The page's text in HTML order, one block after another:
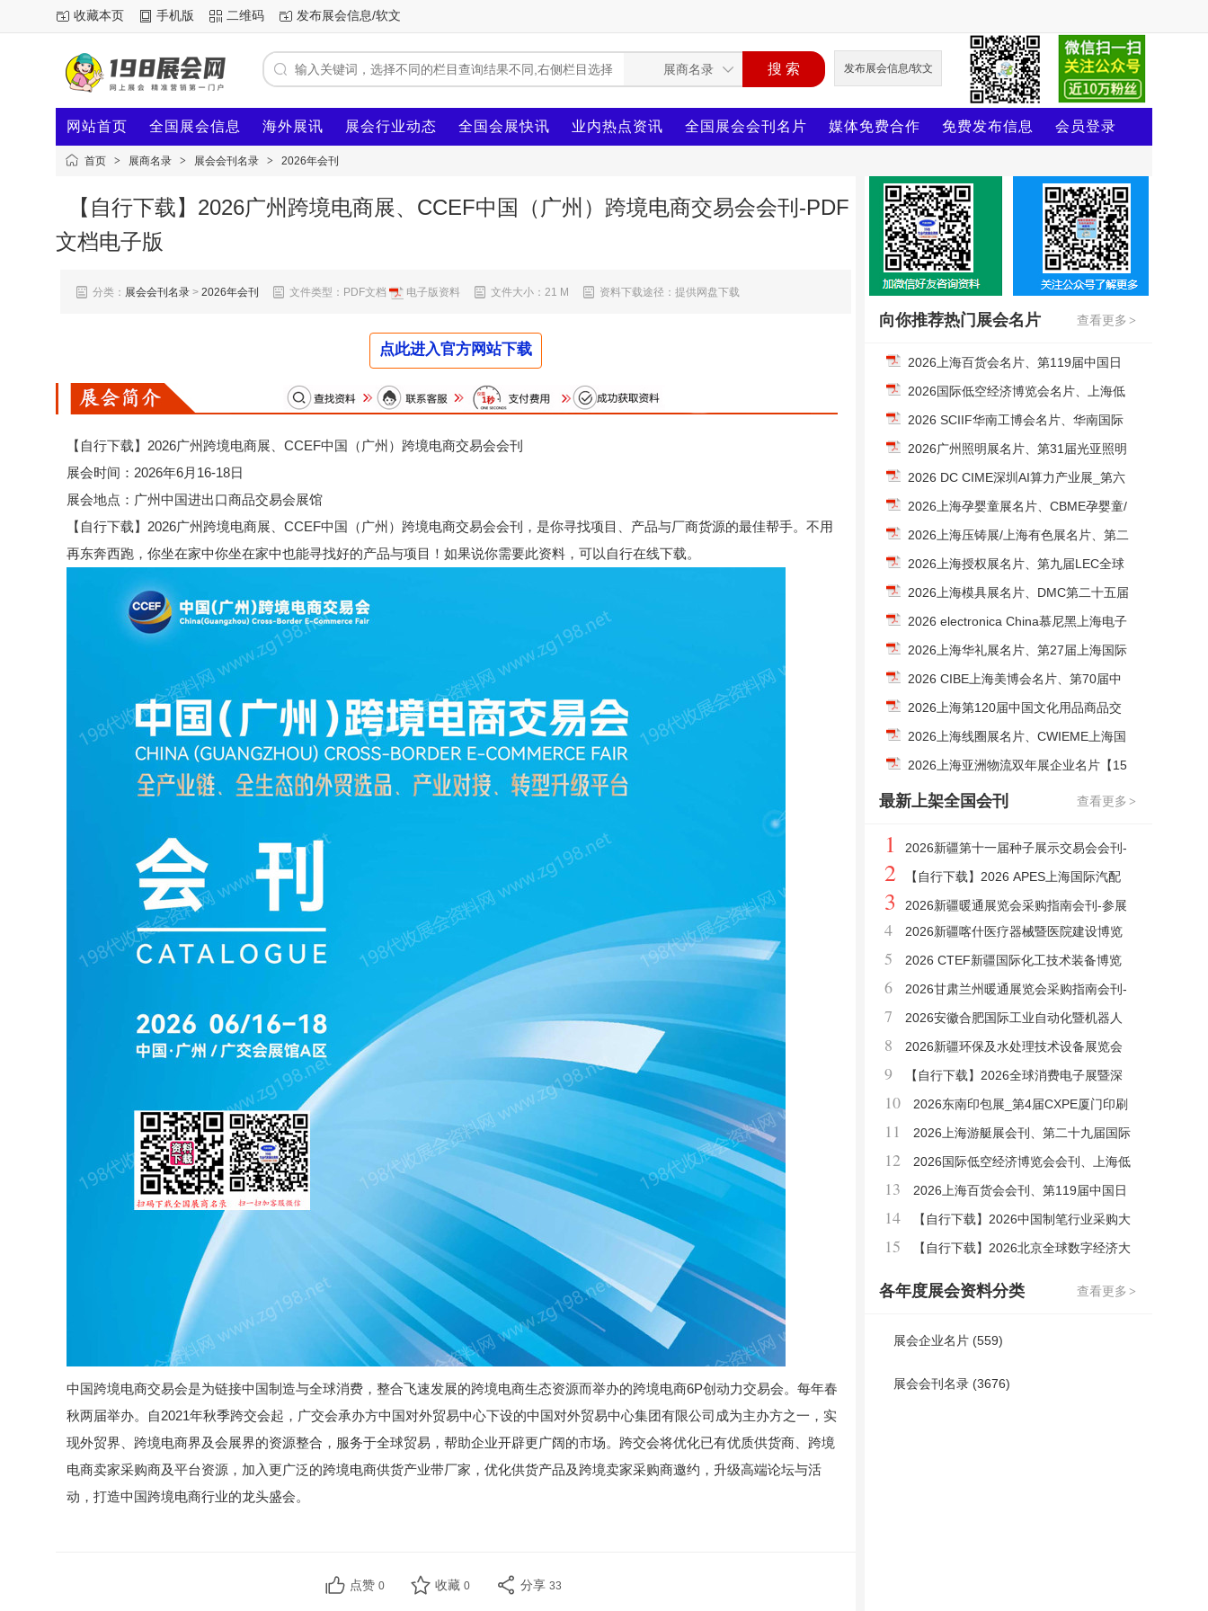
收藏本页 手机版 二维码 发布展会信息/软文
发布展会信息/软文
网站首页 全国展会信息 海外展讯 展会行业动态 全国会展快讯 业内热点资讯 全国展会会刊名片 媒体免费合作 免费发布信息 会员登录
首页 > 展商名录 > 展会会刊名录 > 2026年会刊
【自行下载】2026广州跨境电商展、CCEF中国（广州）跨境电商交易会会刊-PDF
文档电子版
分类： 展会会刊名录 > 2026年会刊 文件类型：PDF文档 电子版资料 文件大小：21 M 资料下载途径：提供网盘下载
点此进入官方网站下载
【自行下载】2026广州跨境电商展、CCEF中国（广州）跨境电商交易会会刊
展会时间：2026年6月16-18日
展会地点：广州中国进出口商品交易会展馆
【自行下载】2026广州跨境电商展、CCEF中国（广州）跨境电商交易会会刊，是你寻找项目、产品与厂商货源的最佳帮手。不用
再东奔西跑，你坐在家中你坐在家中也能寻找好的产品与项目！如果说你需要此资料，可以自行在线下载。
中国跨境电商交易会是为链接中国制造与全球消费，整合飞速发展的跨境电商生态资源而举办的跨境电商6P创动力交易会。每年春
秋两届举办。自2021年秋季跨交会起，广交会承办方中国对外贸易中心下设的中国对外贸易中心集团有限公司成为主办方之一，实
现外贸界、跨境电商界及会展界的资源整合，服务于全球贸易，帮助企业开辟更广阔的市场。跨交会将优化已有优质供货商、跨境
电商卖家采购商及平台资源，加入更广泛的跨境电商供货产业带厂家，优化供货产品及跨境卖家采购商邀约，升级高端论坛与活
动，打造中国跨境电商行业的龙头盛会。
点赞 0 收藏 0 分享 33
向你推荐热门展会名片 查看更多 >
2026上海百货会名片、第119届中国日
用百货商品交易会企业名片【1811张】
2026国际低空经济博览会名片、上海低
空经济展企业名片【300张】
2026 SCIIF华南工博会名片、华南国际
工业博览会_深圳机器视觉及激光与智能
装备光子技术博览会企业名片【956张】
2026广州照明展名片、第31届光亚照明
展览会企业名片【2296张】
2026 DC CIME深圳AI算力产业展_第六
届深圳国际数据中心液冷技术展_第十六
届深圳国际导热散热材料及设备展企业
名片【746张】
2026上海孕婴童展名片、CBME孕婴童/
玩具教育/童装童车/食品展企业名片【13
21张】
2026上海压铸展/上海有色展名片、第二
十届上海国际压铸暨有色铸造展企业名
片【309张】
2026上海授权展名片、第九届LEC全球
授权展企业名片【134张】
2026上海模具展名片、DMC第二十五届
中国国际模具技术和设备展览会企业名
片【569张】
2026 electronica China慕尼黑上海电子
展企业名片【1540张】
2026上海华礼展名片、第27届上海国际
礼品文创产品及家居展/上海礼品展企业
名片【577张】
2026 CIBE上海美博会名片、第70届中
国国际美博会企业名片【255张】
2026上海第120届中国文化用品商品交
易会企业名片【419张】CSF文化会
2026上海线圈展名片、CWIEME上海国
际绕线机线圈磁性材料绝缘材料及电机
制造展览会企业名片【460张】
2026上海亚洲物流双年展企业名片【15
79张】
最新上架全国会刊 查看更多 >
1
2026新疆第十一届种子展示交易会会刊-
新疆种子展参展商名录
2
【自行下载】2026 APES上海国际汽配
展参展商名单
3
2026新疆暖通展览会采购指南会刊-参展
商名录
4
2026新疆喀什医疗器械暨医院建设博览
会_喀什药品及中医药大健康博览会采购指南
会刊-参展商名录
5
2026 CTEF新疆国际化工技术装备博览
会会刊-新疆化工展参展商名录
6
2026甘肃兰州暖通展览会采购指南会刊-
参展商名录
7
2026安徽合肥国际工业自动化暨机器人
展览会会刊-参展商名录
8
2026新疆环保及水处理技术设备展览会
采购指南会刊-参展商名录
9
【自行下载】2026全球消费电子展暨深
圳国际消费电子及家电展会刊
10
2026东南印包展_第4届CXPE厦门印刷
包装瓦楞彩盒产业博览会会刊-参展商名录
11
2026上海游艇展会刊、第二十九届国际
船艇及其技术设备展览会暨上海国际公务艇
展览会会刊参展商名录
12
2026国际低空经济博览会会刊、上海低
空经济展会刊参展商名录
13
2026上海百货会会刊、第119届中国日
用百货商品交易会会刊参展商名录
14
【自行下载】2026中国制笔行业采购大
全【含产品展示】
15
【自行下载】2026北京全球数字经济大
各年度展会资料分类 查看更多 >
展会企业名片 (559)
展会会刊名录 (3676)